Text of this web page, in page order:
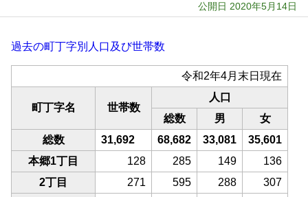
公開日 2020年5月14日
過去の町丁字別人口及び世帯数
令和2年4月末日現在
町丁字名 世帯数
人口
総数
男
女
総数
31,692 68,682 33,081
35,601
本郷1丁目
128 285 149
136
2丁目
271 595 288
307